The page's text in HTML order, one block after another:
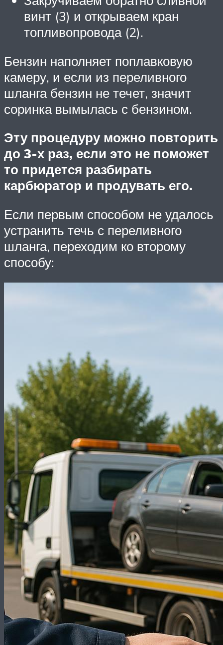
винт (3) и открываем кран
топливопровода (2).
Бензин наполняет поплавковую
камеру, и если из переливного
шланга бензин не течет, значит
соринка вымылась с бензином.
Эту процедуру можно повторить
до 3-х раз, если это не поможет
то придется разбирать
карбюратор и продувать его.
Если первым способом не удалось
устранить течь с переливного
шланга, переходим ко второму
способу: